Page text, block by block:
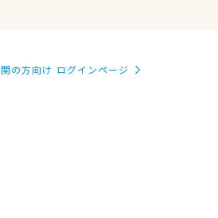
の方向け ログインページ